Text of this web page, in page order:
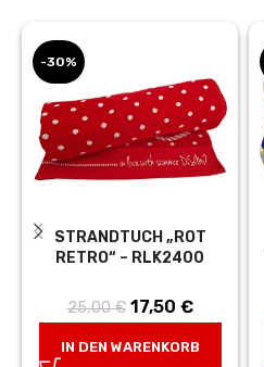
-30%
STRANDTUCH „ROT
RETRO“ – RLK2400
25,00€ Ursprünglicher
25,00 €
17,50 €Aktueller
17,50 €.
IN DEN WARENKORB